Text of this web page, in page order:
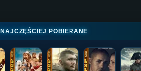
NAJCZĘŚCIEJ POBIERANE